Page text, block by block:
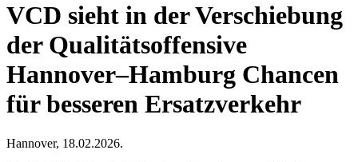
VCD sieht in der Verschiebung
der Qualitätsoffensive
Hannover–Hamburg Chancen
für besseren Ersatzverkehr
Hannover, 18.02.2026.